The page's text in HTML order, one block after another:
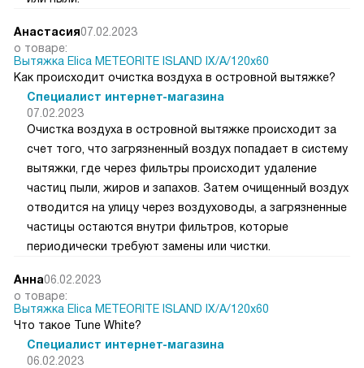
Анастасия07.02.2023
о товаре:
Вытяжка Elica METEORITE ISLAND IX/A/120x60
Как происходит очистка воздуха в островной вытяжке?
Специалист интернет-магазина
07.02.2023
Очистка воздуха в островной вытяжке происходит за
счет того, что загрязненный воздух попадает в систему
вытяжки, где через фильтры происходит удаление
частиц пыли, жиров и запахов. Затем очищенный воздух
отводится на улицу через воздуховоды, а загрязненные
частицы остаются внутри фильтров, которые
периодически требуют замены или чистки.
Анна06.02.2023
о товаре:
Вытяжка Elica METEORITE ISLAND IX/A/120x60
Что такое Tune White?
Специалист интернет-магазина
06.02.2023